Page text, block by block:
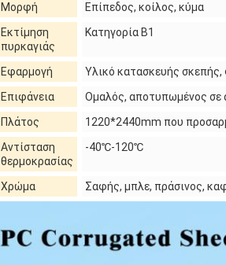
Μορφή
Επίπεδος, κοίλος, κύμα
Εκτίμηση
πυρκαγιάς
Κατηγορία B1
Εφαρμογή
Υλικό κατασκευής σκεπής,
Επιφάνεια
Ομαλός, αποτυπωμένος σε
Πλάτος
1220*2440mm που
Αντίσταση
θερμοκρασίας
-40℃-120℃
Χρώμα Σαφής, μπλε, πράσινος,